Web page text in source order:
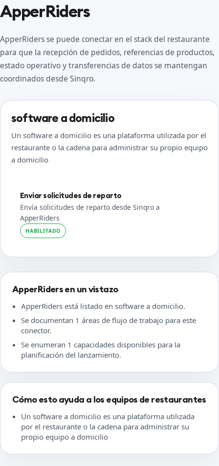
ApperRiders
ApperRiders se puede conectar en el stack del restaurante
para que la recepción de pedidos, referencias de productos,
estado operativo y transferencias de datos se mantengan
coordinados desde Sinqro.
software a domicilio
Un software a domicilio es una plataforma utilizada por el
restaurante o la cadena para administrar su propio equipo
a domicilio
Enviar solicitudes de reparto
Envía solicitudes de reparto desde Sinqro a
ApperRiders
HABILITADO
ApperRiders en un vistazo
ApperRiders está listado en software a domicilio.
Se documentan 1 áreas de flujo de trabajo para este
conector.
Se enumeran 1 capacidades disponibles para la
planificación del lanzamiento.
Cómo esto ayuda a los equipos de restaurantes
Un software a domicilio es una plataforma utilizada
por el restaurante o la cadena para administrar su
propio equipo a domicilio